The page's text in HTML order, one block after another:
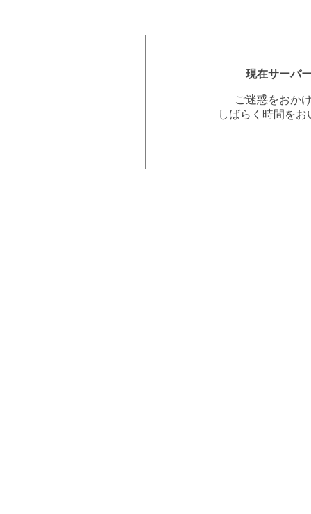
現在サーバ
ご迷惑をおか
しばらく時間を